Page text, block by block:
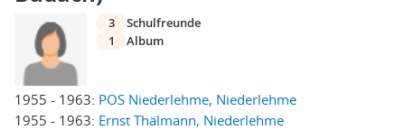
1955 - 1963: POS Niederlehme, Niederlehme
1955 - 1963: Ernst Thälmann, Niederlehme
3
Schulfreunde
1
Album